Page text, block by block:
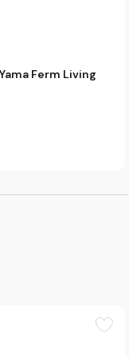
Ferm Living